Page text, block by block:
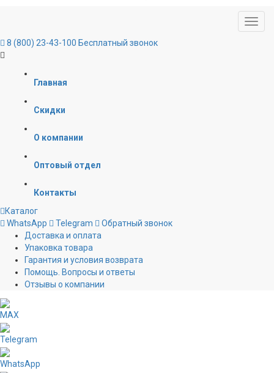
8 (800) 23-43-100 Бесплатный звонок
Главная
Скидки
О компании
Оптовый отдел
Контакты
Каталог
WhatsApp
Telegram
Обратный звонок
Доставка и оплата
Упаковка товара
Гарантия и условия возврата
Помощь. Вопросы и ответы
Отзывы о компании
MAX
Telegram
WhatsApp